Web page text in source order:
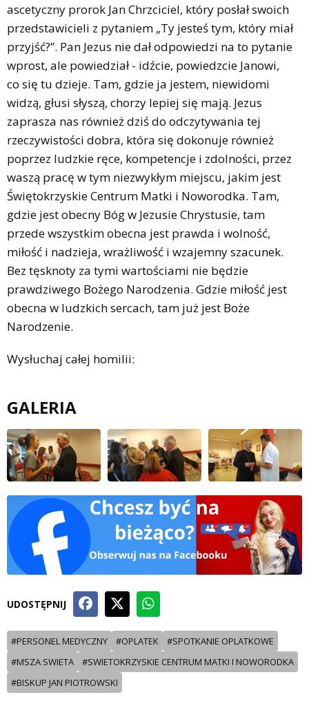
ascetyczny prorok Jan Chrzciciel, który posłał swoich
przedstawicieli z pytaniem „Ty jesteś tym, który miał
przyjść?”. Pan Jezus nie dał odpowiedzi na to pytanie
wprost, ale powiedział - idźcie, powiedzcie Janowi,
co się tu dzieje. Tam, gdzie ja jestem, niewidomi
widzą, głusi słyszą, chorzy lepiej się mają. Jezus
zaprasza nas również dziś do odczytywania tej
rzeczywistości dobra, która się dokonuje również
poprzez ludzkie ręce, kompetencje i zdolności, przez
waszą pracę w tym niezwykłym miejscu, jakim jest
Świętokrzyskie Centrum Matki i Noworodka. Tam,
gdzie jest obecny Bóg w Jezusie Chrystusie, tam
przede wszystkim obecna jest prawda i wolność,
miłość i nadzieja, wrażliwość i wzajemny szacunek.
Bez tęsknoty za tymi wartościami nie będzie
prawdziwego Bożego Narodzenia. Gdzie miłość jest
obecna w ludzkich sercach, tam już jest Boże
Narodzenie.
Wysłuchaj całej homilii:
GALERIA
UDOSTĘPNIJ
#PERSONEL MEDYCZNY #OPLATEK
#SPOTKANIE OPLATKOWE
#MSZA SWIETA
#SWIETOKRZYSKIE CENTRUM MATKI I NOWORODKA
#BISKUP JAN PIOTROWSKI